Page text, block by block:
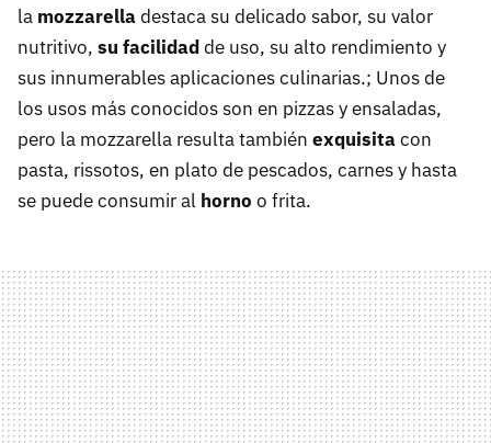
la mozzarelladestaca su delicado sabor, su valor
nutritivo, su facilidadde uso, su alto rendimiento y
sus innumerables aplicaciones culinarias.; Unos de
los usos más conocidos son en pizzas y ensaladas,
pero la mozzarella resulta también exquisitacon
pasta, rissotos, en plato de pescados, carnes y hasta
se puede consumir al horno o frita.